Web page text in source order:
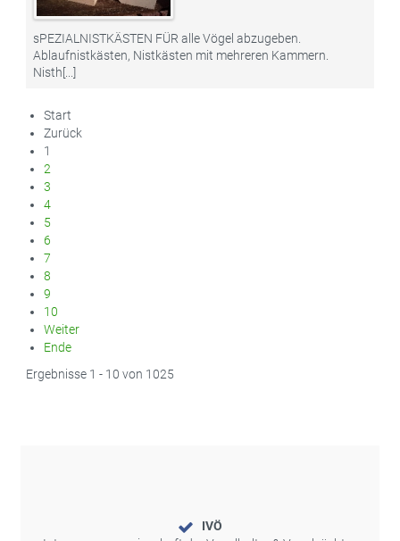
sPEZIALNISTKÄSTEN FÜR alle Vögel abzugeben.
Ablaufnistkästen, Nistkästen mit mehreren Kammern.
Nisth[...]
Start
Zurück
1
2
3
4
5
6
7
8
9
10
Weiter
Ende
Ergebnisse 1 - 10 von 1025
IVÖ